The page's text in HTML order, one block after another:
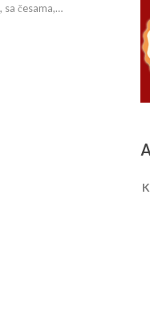
sa česama,…